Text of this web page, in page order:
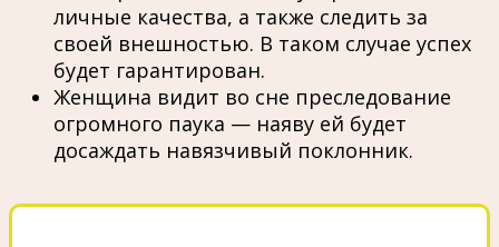
личные качества, а также следить за
своей внешностью. В таком случае успех
будет гарантирован.
Женщина видит во сне преследование
огромного паука — наяву ей будет
досаждать навязчивый поклонник.